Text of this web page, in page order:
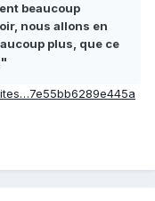
beaucoup
nous allons en
plus, que ce